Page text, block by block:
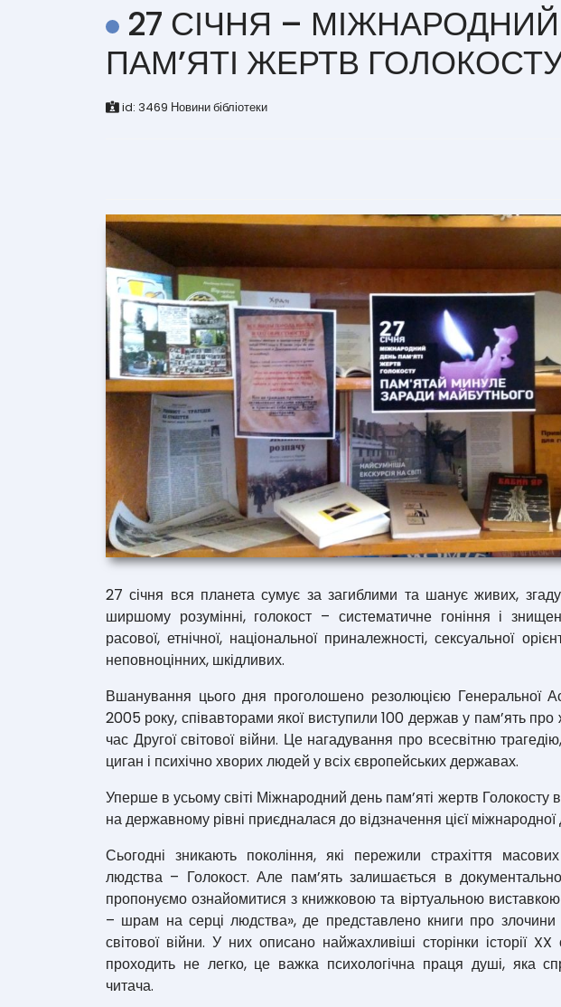
27 СІЧНЯ –
ПАМ’ЯТІ ЖЕРТВ
id: 3469 Новини бібліотеки
27 січня вся планета сумує за загиблими та шанує живих,
ширшому розумінні, голокост – систематичне гоніння і
расової, етнічної, національної приналежності, сексуальної
неповноцінних, шкідливих.
Вшанування цього дня проголошено резолюцією Генеральної
2005 року, співавторами якої виступили 100 держав у пам’ять про
час Другої світової війни. Це нагадування про всесвітню
циган і психічно хворих людей у всіх європейських державах.
Уперше в усьому світі Міжнародний день пам’яті жертв Голокосту
на державному рівні приєдналася до відзначення цієї міжнародної
Сьогодні зникають покоління, які пережили страхіття
людства – Голокост. Але пам’ять залишається в
пропонуємо ознайомитися з книжковою та віртуальною виставкою
– шрам на серці людства», де представлено книги про
світової війни. У них описано найжахливіші сторінки історії
проходить не легко, це важка психологічна праця душі, яка
читача.